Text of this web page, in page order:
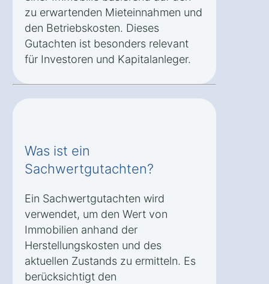
zu erwartenden Mieteinnahmen und
den Betriebskosten. Dieses
Gutachten ist besonders relevant
für Investoren und Kapitalanleger.
Was ist ein
Sachwertgutachten?
Ein Sachwertgutachten wird
verwendet, um den Wert von
Immobilien anhand der
Herstellungskosten und des
aktuellen Zustands zu ermitteln. Es
berücksichtigt den